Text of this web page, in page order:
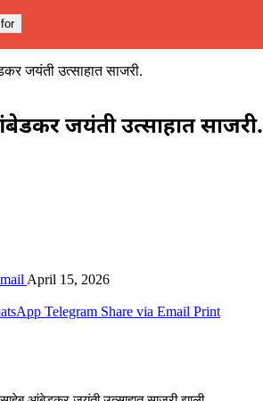
जयंती उत्साहात साजरी.
जयंती उत्साहात साजरी.
April 15, 2026
Telegram Share via Email Print